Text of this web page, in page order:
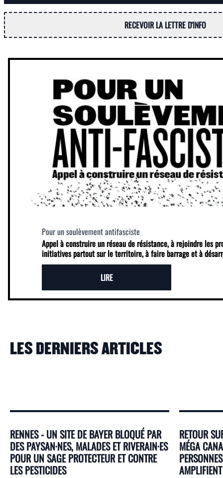
RECEVOIR LA LETTRE D'INFO
Pour un soulèvement antifasciste
Appel à construire un réseau de résistance, à rejoindre les
initiatives partout sur le territoire, à faire barrage et à
LIRE
LES DERNIERS ARTICLES
RENNES - UN SITE DE BAYER BLOQUÉ PAR
DES PAYSAN·NES, MALADES ET RIVERAIN·ES
POUR UN SAGE PROTECTEUR ET CONTRE
LES PESTICIDES
RETOUR
MÉGA